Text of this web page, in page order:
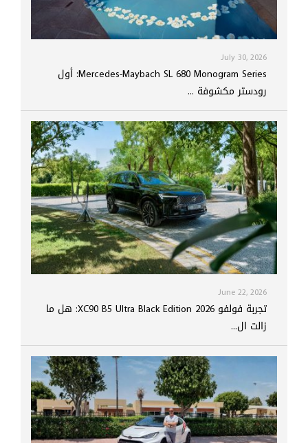
July 30, 2026
Mercedes-Maybach SL 680 Monogram Series: أول
رودستر مكشوفة ...
June 22, 2026
تجربة فولفو XC90 B5 Ultra Black Edition 2026: هل ما
زالت ال...